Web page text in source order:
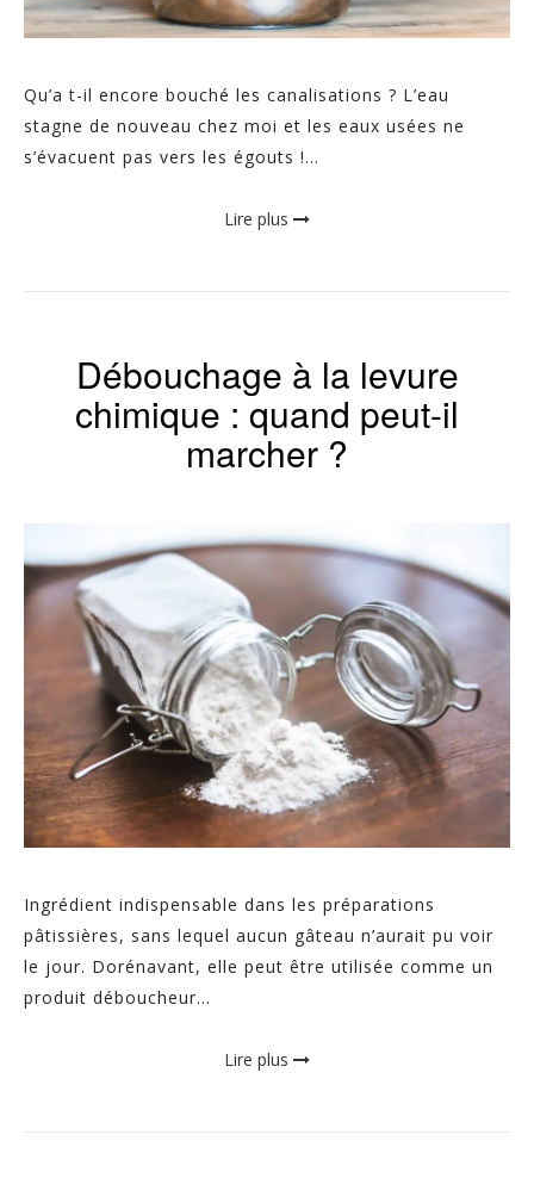
Qu’a t-il encore bouché les canalisations ? L’eau
stagne de nouveau chez moi et les eaux usées ne
s’évacuent pas vers les égouts !...
Lire plus
Débouchage à la levure
chimique : quand peut-il
marcher ?
Ingrédient indispensable dans les préparations
pâtissières, sans lequel aucun gâteau n’aurait pu voir
le jour. Dorénavant, elle peut être utilisée comme un
produit déboucheur...
Lire plus